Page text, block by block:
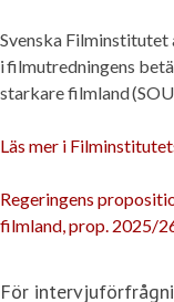
Svenska Filminstitutet
i filmutredningens
starkare filmland
Läs mer i
Regeringens
filmland, prop. 2025/
För